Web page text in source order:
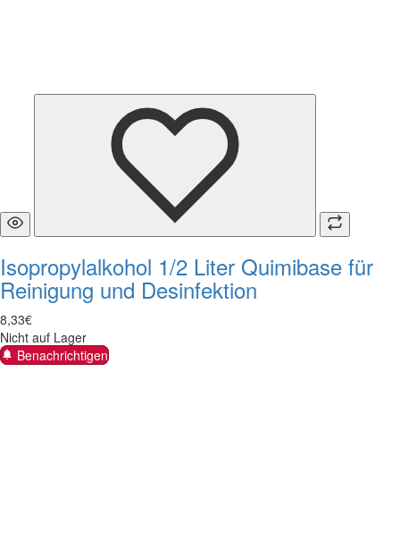
Isopropylalkohol 1/2 Liter Quimibase für
Reinigung und Desinfektion
8,33€
Nicht auf Lager
Benachrichtigen